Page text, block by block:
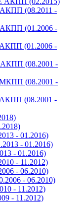
АКПП (08.2011 -
АКПП (01.2006 -
АКПП (01.2006 -
АКПП (08.2001 -
МКПП (08.2001 -
АКПП (08.2001 -
- 01.2016)
- 01.2016)
- 01.2016)
- 11.2012)
- 06.2010)
- 06.2010)
- 11.2012)
- 11.2012)